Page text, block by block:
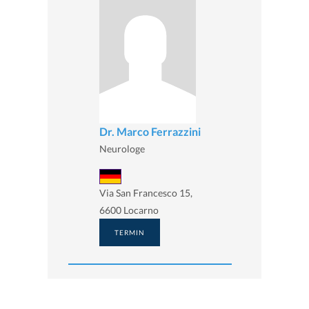
Dr. Marco Ferrazzini
Neurologe
Via San Francesco 15,
6600 Locarno
TERMIN